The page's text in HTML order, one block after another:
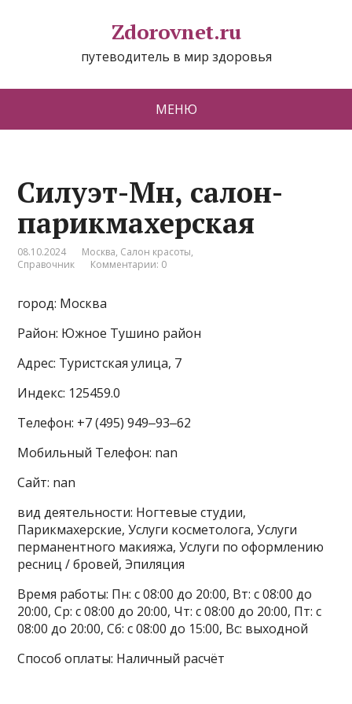
Zdorovnet.ru
путеводитель в мир здоровья
МЕНЮ
Силуэт-Мн, салон-
парикмахерская
08.10.2024 Москва, Салон красоты,
Справочник
Комментарии: 0
город: Москва
Район: Южное Тушино район
Адрес: Туристская улица, 7
Индекс: 125459.0
Телефон: +7 (495) 949‒93‒62
Мобильный Телефон: nan
Сайт: nan
вид деятельности: Ногтевые студии,
Парикмахерские, Услуги косметолога, Услуги
перманентного макияжа, Услуги по оформлению
ресниц / бровей, Эпиляция
Время работы: Пн: с 08:00 до 20:00, Вт: с 08:00 до
20:00, Ср: с 08:00 до 20:00, Чт: с 08:00 до 20:00, Пт: с
08:00 до 20:00, Сб: с 08:00 до 15:00, Вс: выходной
Способ оплаты: Наличный расчёт